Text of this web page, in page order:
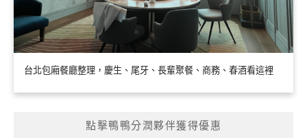
台北包廂餐廳整理，慶生、尾牙、長輩聚餐、商務、春酒看這裡
點擊鴨鴨分潤夥伴獲得優惠